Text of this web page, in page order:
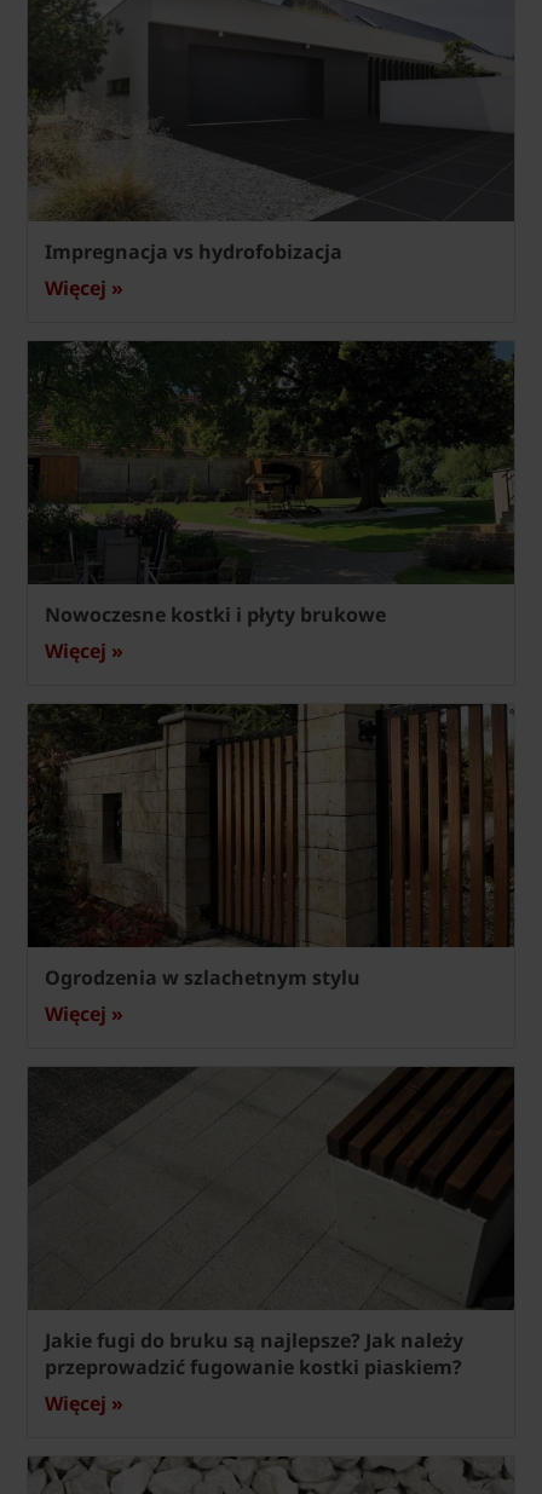
Impregnacja vs hydrofobizacja
Więcej »
Nowoczesne kostki i płyty brukowe
Więcej »
Ogrodzenia w szlachetnym stylu
Więcej »
Jakie fugi do bruku są najlepsze? Jak należy
przeprowadzić fugowanie kostki piaskiem?
Więcej »